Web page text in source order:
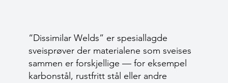
“Dissimilar Welds” er spesiallagde
sveisprøver der materialene som sveises
sammen er forskjellige — for eksempel
karbonstål, rustfritt stål eller andre